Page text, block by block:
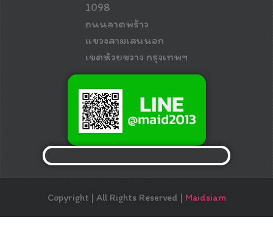
1098
ถนนลาดพร้าว
แขวงสามเสนนอก
เขตห้วยขวาง กรุงเทพฯ
Copyright | All Rights Reserved | Maidsiam